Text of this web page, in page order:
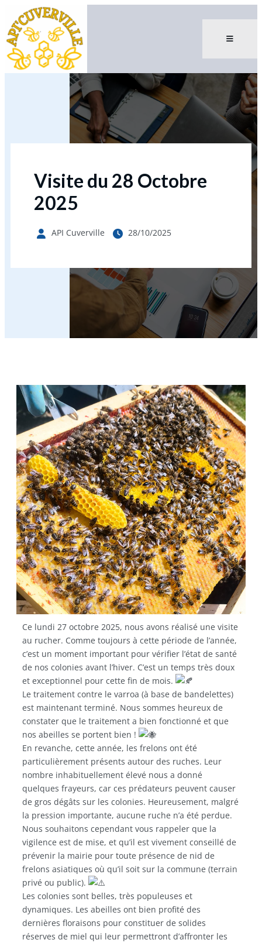
Visite du 28 Octobre
2025
API Cuverville 28/10/2025
Ce lundi 27 octobre 2025, nous avons réalisé une visite
au rucher. Comme toujours à cette période de l’année,
c’est un moment important pour vérifier l’état de santé
de nos colonies avant l’hiver. C’est un temps très doux
et exceptionnel pour cette fin de mois.
Le traitement contre le varroa (à base de bandelettes)
est maintenant terminé. Nous sommes heureux de
constater que le traitement a bien fonctionné et que
nos abeilles se portent bien !
En revanche, cette année, les frelons ont été
particulièrement présents autour des ruches. Leur
nombre inhabituellement élevé nous a donné
quelques frayeurs, car ces prédateurs peuvent causer
de gros dégâts sur les colonies. Heureusement, malgré
la pression importante, aucune ruche n’a été perdue.
Nous souhaitons cependant vous rappeler que la
vigilence est de mise, et qu’il est vivement conseillé de
prévenir la mairie pour toute présence de nid de
frelons asiatiques où qu’il soit sur la commune (terrain
privé ou public).
Les colonies sont belles, très populeuses et
dynamiques. Les abeilles ont bien profité des
dernières floraisons pour constituer de solides
réserves de miel qui leur permettront d’affronter les